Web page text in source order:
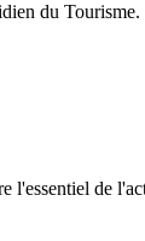
du Tourisme.
l'essentiel de